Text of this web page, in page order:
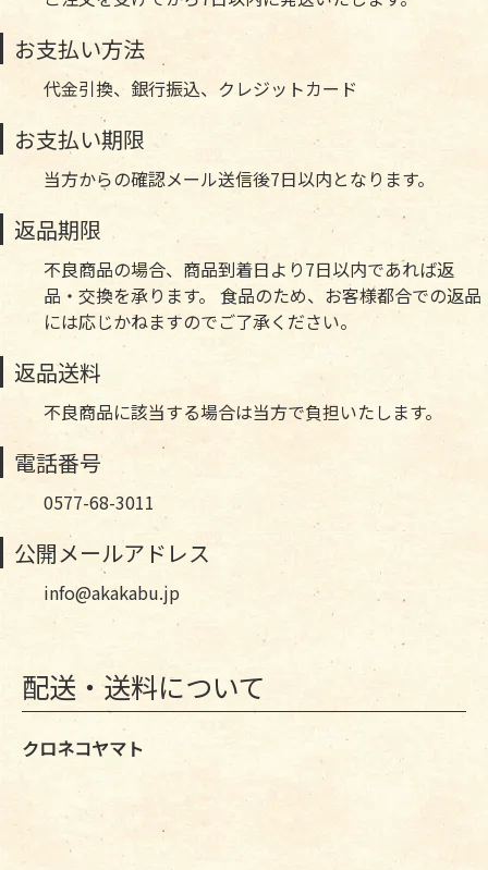
お支払い方法
代金引換、銀行振込、クレジットカード
お支払い期限
当方からの確認メール送信後7日以内となります。
返品期限
不良商品の場合、商品到着日より7日以内であれば返
品・交換を承ります。 食品のため、お客様都合での返品
には応じかねますのでご了承ください。
返品送料
不良商品に該当する場合は当方で負担いたします。
電話番号
0577-68-3011
公開メールアドレス
info@akakabu.jp
配送・送料について
クロネコヤマト